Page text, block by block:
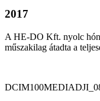
2017
A HE-DO Kft. nyolc
műszakilag átadta a